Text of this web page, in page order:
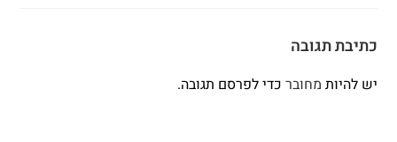
כתיבת תגובה
יש להיות מחובר כדי לפרסם תגובה.